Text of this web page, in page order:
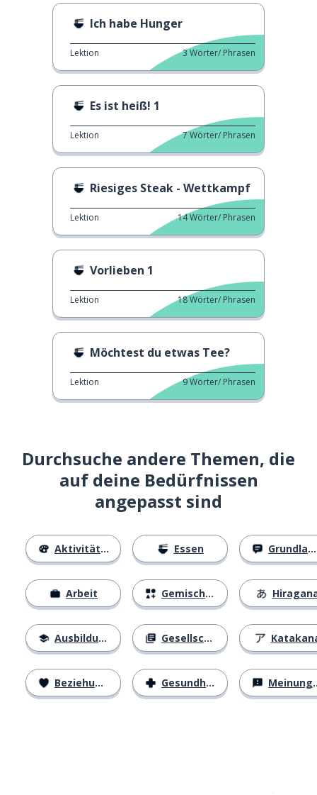
Ich habe Hunger
Lektion 3Wörter/ Phrasen
Es ist heiß! 1
Lektion 7Wörter/ Phrasen
Riesiges Steak - Wettkampf
Lektion 14Wörter/ Phrasen
Vorlieben 1
Lektion 18Wörter/ Phrasen
Möchtest du etwas Tee?
Lektion 9Wörter/ Phrasen
Durchsuche andere Themen, die
auf deine Bedürfnissen
angepasst sind
Aktivitäten
Arbeit
Ausbildung
Beziehungen
Essen
Gemischtes
Gesellschaft
Gesundheit
Grundlagen
Meinungen